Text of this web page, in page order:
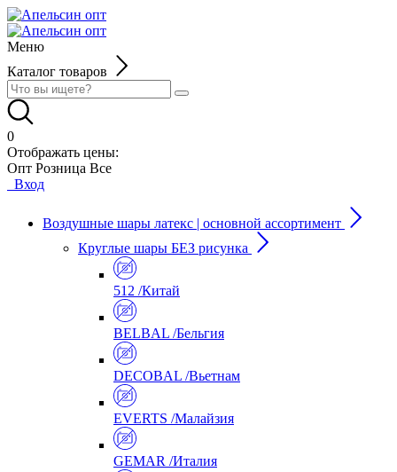
Меню
Каталог товаров
0
Отображать цены:
Опт Розница Все
Вход
Воздушные шары латекс | основной ассортимент
Круглые шары БЕЗ рисунка
512 /Китай
BELBAL /Бельгия
DECOBAL /Вьетнам
EVERTS /Малайзия
GEMAR /Италия